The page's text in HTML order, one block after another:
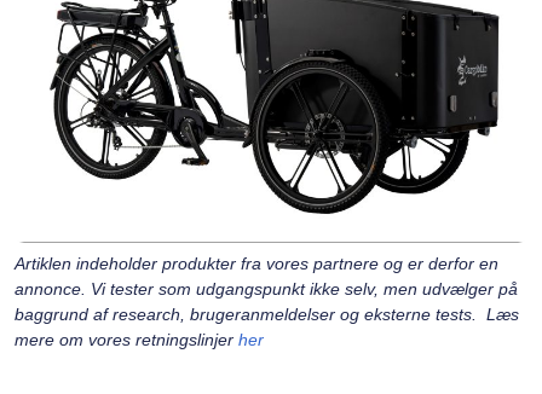
Artiklen indeholder produkter fra vores partnere og er derfor en
annonce. Vi tester som udgangspunkt ikke selv, men udvælger på
baggrund af research, brugeranmeldelser og eksterne tests. Læs
mere om vores retningslinjer her